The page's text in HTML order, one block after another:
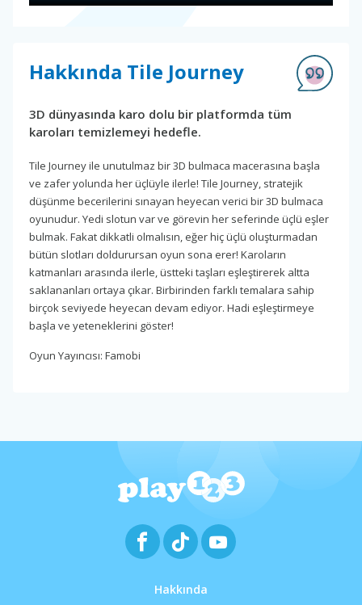
Hakkında Tile Journey
3D dünyasında karo dolu bir platformda tüm
karoları temizlemeyi hedefle.
Tile Journey ile unutulmaz bir 3D bulmaca macerasına başla
ve zafer yolunda her üçlüyle ilerle! Tile Journey, stratejik
düşünme becerilerini sınayan heyecan verici bir 3D bulmaca
oyunudur. Yedi slotun var ve görevin her seferinde üçlü eşler
bulmak. Fakat dikkatli olmalısın, eğer hiç üçlü oluşturmadan
bütün slotları doldurursan oyun sona erer! Karoların
katmanları arasında ilerle, üstteki taşları eşleştirerek altta
saklananları ortaya çıkar. Birbirinden farklı temalara sahip
birçok seviyede heyecan devam ediyor. Hadi eşleştirmeye
başla ve yeteneklerini göster!
Oyun Yayıncısı: Famobi
Hakkında